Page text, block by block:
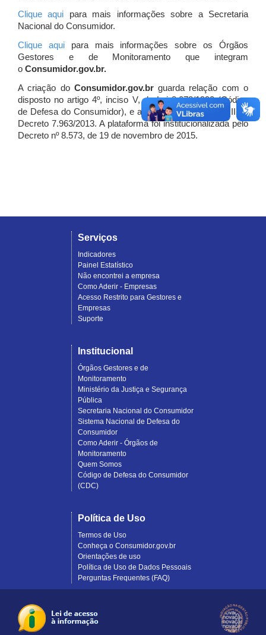
Clique aqui para mais informações sobre a Secretaria
Nacional do Consumidor.
Clique aquipara mais informações sobre os Órgãos
Gestores e de Monitoramento que integram
o Consumidor.gov.br.
A criação do Consumidor.gov.brguarda relação com o
disposto no artigo 4º, inciso V, da Lei 8.078/1990 (Código
de Defesa do Consumidor), e artigo 7º, incisos I, II e III do
Decreto 7.963/2013. A plataforma foi institucionalizada pelo
Decreto nº 8.573, de 19 de novembro de 2015.
Serviços
Indicadores
Painel Estatístico
Não encontrei a empresa
Como Aderir - Empresas
Acesso Restrito para Gestores e
Empresas
Suporte
Institucional
Órgãos Gestores e de
Monitoramento
Ministério da Justiça e Segurança
Pública
Secretaria Nacional do Consumidor
Sistema Nacional de Defesa do
Consumidor
Como Aderir - Órgãos de
Monitoramento
Quem Somos
Código de Defesa do Consumidor
(CDC)
Política de Uso
Termos de Uso
Conheça o Consumidor.gov.br
Orientações de uso
Política de Uso de Dados Pessoais
Perguntas Frequentes (FAQ)